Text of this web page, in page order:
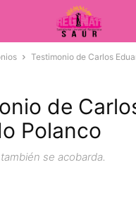
Testimonio de Carlos
de
Polanco
se acobarda.